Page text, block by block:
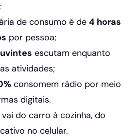
de consumo é de 4 horas
por pessoa;
escutam enquanto
atividades;
consomem rádio por meio
digitais.
do carro à cozinha, do
no celular.